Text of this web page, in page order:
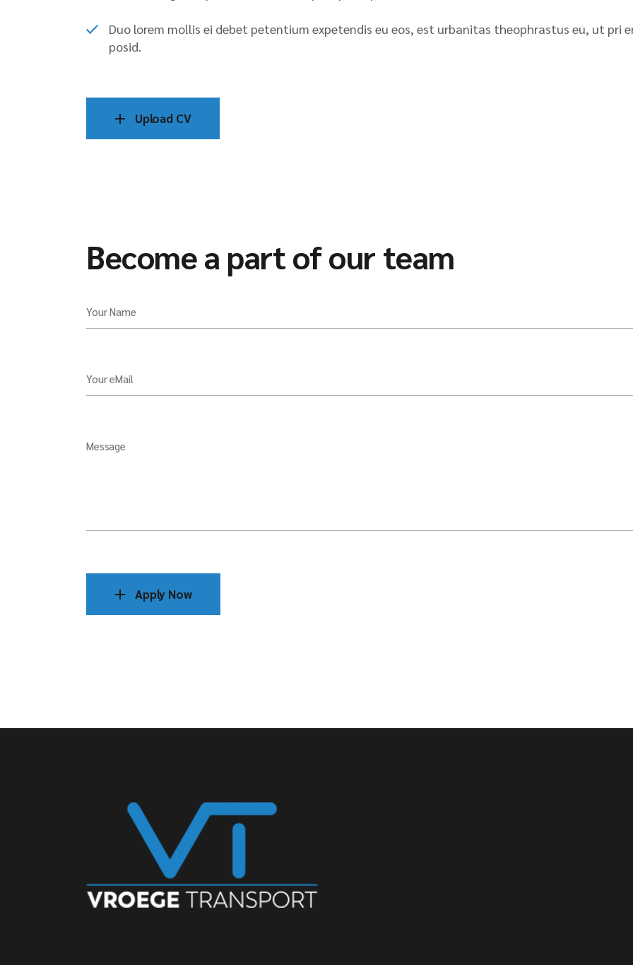
Duo lorem mollis ei debet petentium expetendis eu eos, est urbanitas theophrastus eu, ut pri
posid.
Upload CV
Become a part of our team
Your Name
Your eMail
Message
Apply Now